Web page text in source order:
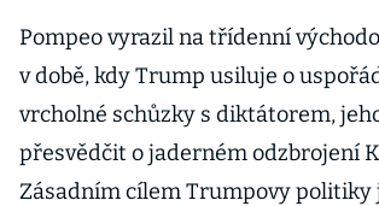
Pompeo vyrazil na třídenní
v době, kdy Trump usiluje o
vrcholné schůzky s diktátorem,
přesvědčit o jaderném odzbrojení
Zásadním cílem Trumpovy politiky